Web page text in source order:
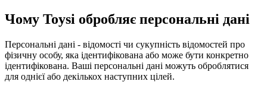
Чому Toysi обробляє персональні дані
Персональні дані - відомості чи сукупність відомостей про
фізичну особу, яка ідентифікована або може бути конкретно
ідентифікована. Ваші персональні дані можуть оброблятися
для однієї або декількох наступних цілей.